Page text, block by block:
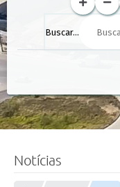
Buscar...
Notícias